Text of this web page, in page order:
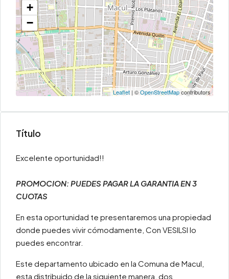
+
−
Leaflet | ©OpenStreetMapcontributors
Título
Excelente oportunidad!!
PROMOCION: PUEDES PAGAR LA GARANTIA EN 3
CUOTAS
En esta oportunidad te presentaremos una propiedad
donde puedes vivir cómodamente, Con VESILSI lo
puedes encontrar.
Este departamento ubicado en la Comuna de Macul,
esta distribuido de la siguiente manera, dos